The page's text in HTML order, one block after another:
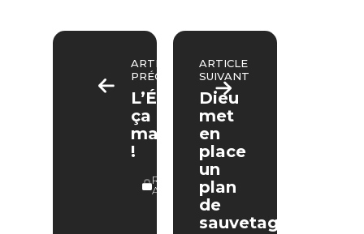
ARTICLE
PRÉCÉDENT
L’Évangile,
ça
marche
!
RÉSERVÉ
ABONNÉS
ARTICLE
SUIVANT
Dieu
met
en
place
un
plan
de
sauvetage